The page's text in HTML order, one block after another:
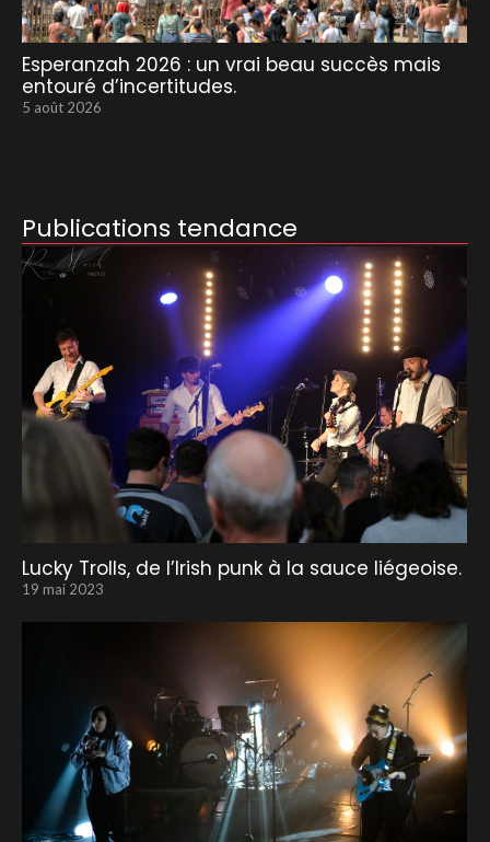
Esperanzah 2026 : un vrai beau succès mais
entouré d’incertitudes.
5 août 2026
Publications tendance
Lucky Trolls, de l’Irish punk à la sauce liégeoise.
19 mai 2023